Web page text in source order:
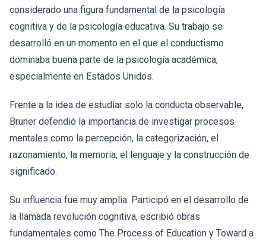
considerado una figura fundamental de la psicología
cognitiva y de la psicología educativa. Su trabajo se
desarrolló en un momento en el que el conductismo
dominaba buena parte de la psicología académica,
especialmente en Estados Unidos.
Frente a la idea de estudiar solo la conducta observable,
Bruner defendió la importancia de investigar procesos
mentales como la percepción, la categorización, el
razonamiento, la memoria, el lenguaje y la construcción de
significado.
Su influencia fue muy amplia. Participó en el desarrollo de
la llamada revolución cognitiva, escribió obras
fundamentales como The Process of Education y Toward a